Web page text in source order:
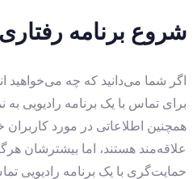
شروع برنامه رفتاری
اگر شما می‌دانید که چه می‌خواهید
برای تماس با یک برنامه رادیویی
همچنین اطلاعاتی در مورد کاربران
علاقه‌مند هستند، اما بیشترشان
حمایت‌گری با یک برنامه رادیویی